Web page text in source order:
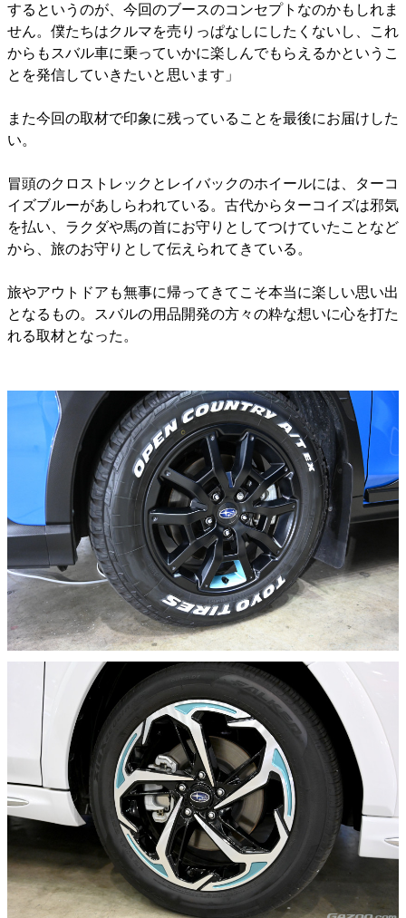
するというのが、今回のブースのコンセプトなのかもしれま
せん。僕たちはクルマを売りっぱなしにしたくないし、これ
からもスバル車に乗っていかに楽しんでもらえるかというこ
とを発信していきたいと思います」
また今回の取材で印象に残っていることを最後にお届けした
い。
冒頭のクロストレックとレイバックのホイールには、ターコ
イズブルーがあしらわれている。古代からターコイズは邪気
を払い、ラクダや馬の首にお守りとしてつけていたことなど
から、旅のお守りとして伝えられてきている。
旅やアウトドアも無事に帰ってきてこそ本当に楽しい思い出
となるもの。スバルの用品開発の方々の粋な想いに心を打た
れる取材となった。